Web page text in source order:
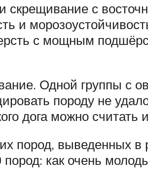
скрещивание с
и
с мощным
Одной группы с
породу не
дога можно считать
пород, выведенных в
как очень